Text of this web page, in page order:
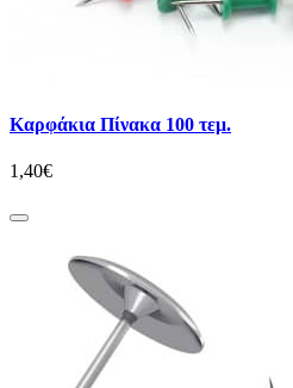
Καρφάκια Πίνακα 100 τεμ.
1,40€